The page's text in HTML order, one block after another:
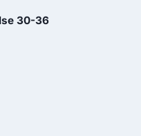
30-36